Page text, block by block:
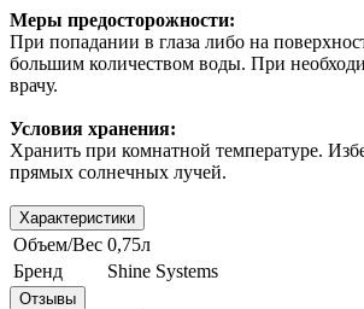
Меры предосторожности:
При попадании в глаза либо на
большим количеством воды. При
врачу.
Условия хранения:
Хранить при комнатной температуре.
прямых солнечных лучей.
Характеристики
Объем/Вес 0,75л
Бренд
Shine Systems
Отзывы